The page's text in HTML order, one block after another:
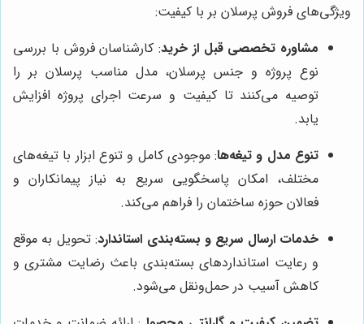
ویژگی‌های فروش پرسلان بر با کیفیت:
مشاوره تخصصی قبل از خرید: کارشناسان فروش با بررسی
نوع پروژه و جنس پرسلان، مدل مناسب پرسلان بر را
توصیه می‌کنند تا کیفیت و سرعت اجرای پروژه افزایش
یابد.
تنوع مدل و تیغه‌ها: موجودی کامل و تنوع ابزار با تیغه‌های
مختلف، امکان پاسخگویی سریع به نیاز پیمانکاران و
فعالان حوزه ساختمان را فراهم می‌کند.
خدمات ارسال سریع و بسته‌بندی استاندارد: تحویل به موقع
و رعایت استانداردهای بسته‌بندی باعث رضایت مشتری و
کاهش آسیب در حمل‌ونقل می‌شود.